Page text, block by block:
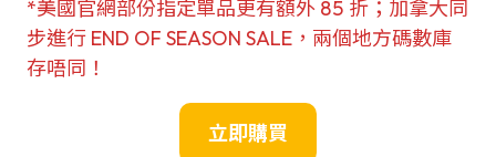
*美國官網部份指定單品更有額外 85 折；加拿大同
步進行 END OF SEASON SALE，兩個地方碼數庫
存唔同！
立即購買